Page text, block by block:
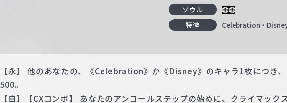
ソウル
特徴
Celebration・
【永】 他のあなたの、《Celebration》か《Disney》のキャラ1枚につき
500。
【自】【CXコンボ】 あなたのアンコールステップの始めに、クライマッ